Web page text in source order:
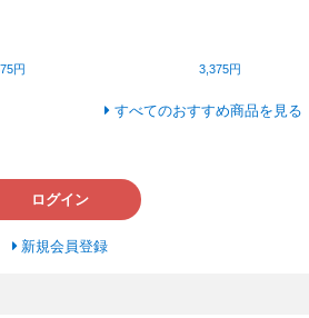
円 3,375円
すべてのおすすめ商品を見る
ログイン
新規会員登録